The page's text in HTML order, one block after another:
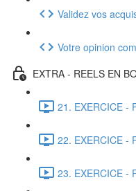
Validez vos
Votre opinion
EXTRA - REELS EN
21. EXERCICE -
22. EXERCICE -
23. EXERCICE -